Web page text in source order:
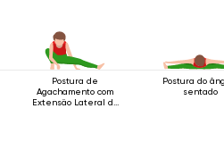
Postura de
Agachamento com
Extensão Lateral da
Postura do
sentado